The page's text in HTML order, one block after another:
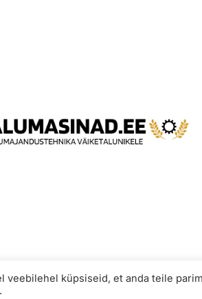
veebilehel küpsiseid, et anda teile